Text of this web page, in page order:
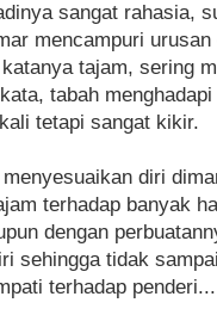
sangat rahasia,
mencampuri urusan
tajam, sering
tabah
tetapi sangat kikir.
diri
terhadap banyak
dengan
sehingga tidak
terhadap